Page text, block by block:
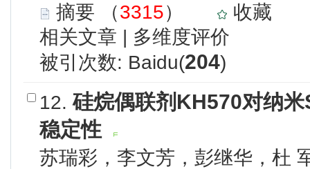
摘要 （3315）
收藏
相关文章 | 多维度评价
被引次数: Baidu(204)
12.硅烷偶联剂KH570对纳
稳定性
苏瑞彩，李文芳，彭继华，杜